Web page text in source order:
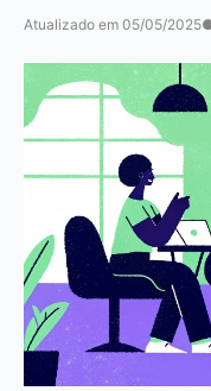
Atualizado em 05/05/2025